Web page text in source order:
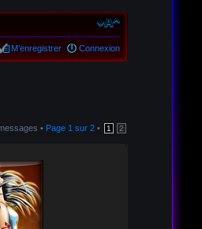
M’enregistrer Connexion
• Page 1 sur2 • 1 2